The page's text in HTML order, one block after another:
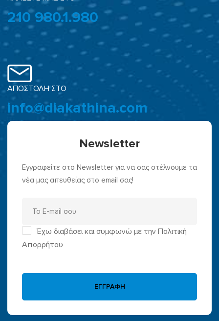
210 980.1.980
ΑΠΟΣΤΟΛΗ ΣΤΟ
info@diakathina.com
Newsletter
Εγγραφείτε στο Newsletter για να σας στέλνουμε τα
νέα μας απευθείας στο email σας!
Έχω διαβάσει και συμφωνώ με την Πολιτική
Απορρήτου
ΕΓΓΡΑΦΗ